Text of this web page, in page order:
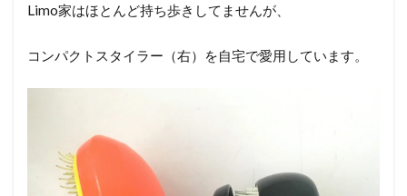
Limo家はほとんど持ち歩きしてませんが、
コンパクトスタイラー（右）を自宅で愛用しています。